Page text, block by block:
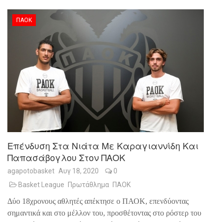
ΠΑΟΚ
Επένδυση Στα Νιάτα Με Καραγιαννίδη Και
Παπασάβογλου Στον ΠΑΟΚ
agapotobasket Αυγ 18, 2020
0
Basket League
Πρωτάθλημα ΠΑΟΚ
Δύο 18χρονους αθλητές απέκτησε ο ΠΑΟΚ, επενδύοντας
σημαντικά και στο μέλλον του, προσθέτοντας στο ρόστερ του